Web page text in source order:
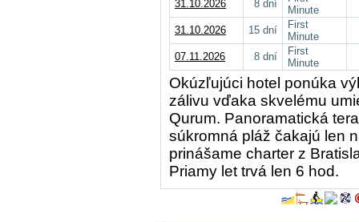
31.10.2026
8 dní
Minute
31.10.2026
15 dní
First
Minute
07.11.2026
8 dní
First
Minute
Okúzľujúci hotel ponúka
zálivu vďaka skvelému
Qurum. Panoramatická
súkromná pláž čakajú len
prinášame charter z
Priamy let trvá len 6 hod.